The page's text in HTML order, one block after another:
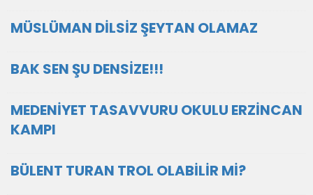
MÜSLÜMAN DİLSİZ ŞEYTAN OLAMAZ
BAK SEN ŞU DENSİZE!!!
MEDENİYET TASAVVURU OKULU ERZİNCAN
KAMPI
BÜLENT TURAN TROL OLABİLİR Mİ?